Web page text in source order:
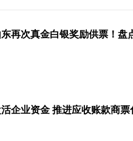
企业资金 推进应收账款商票